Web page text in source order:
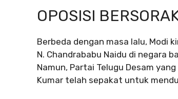
OPOSISI
Berbeda dengan masa lalu, Modi
N. Chandrababu Naidu di negara
Namun, Partai Telugu Desam
Kumar telah sepakat untuk